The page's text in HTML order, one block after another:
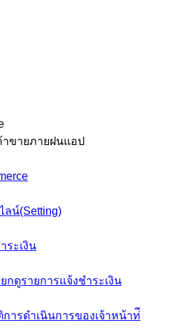
าขายภายฝนแอป
ลน์(Setting)
ระเงิน
กดูรายการแจ้งชําระเงิน
ารดําเนินการของเจ้าหน้าท่ี